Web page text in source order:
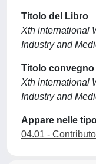
Titolo del Libro
Xth international
Industry and
Titolo convegno
Xth international
Industry and
Appare nelle
04.01 -